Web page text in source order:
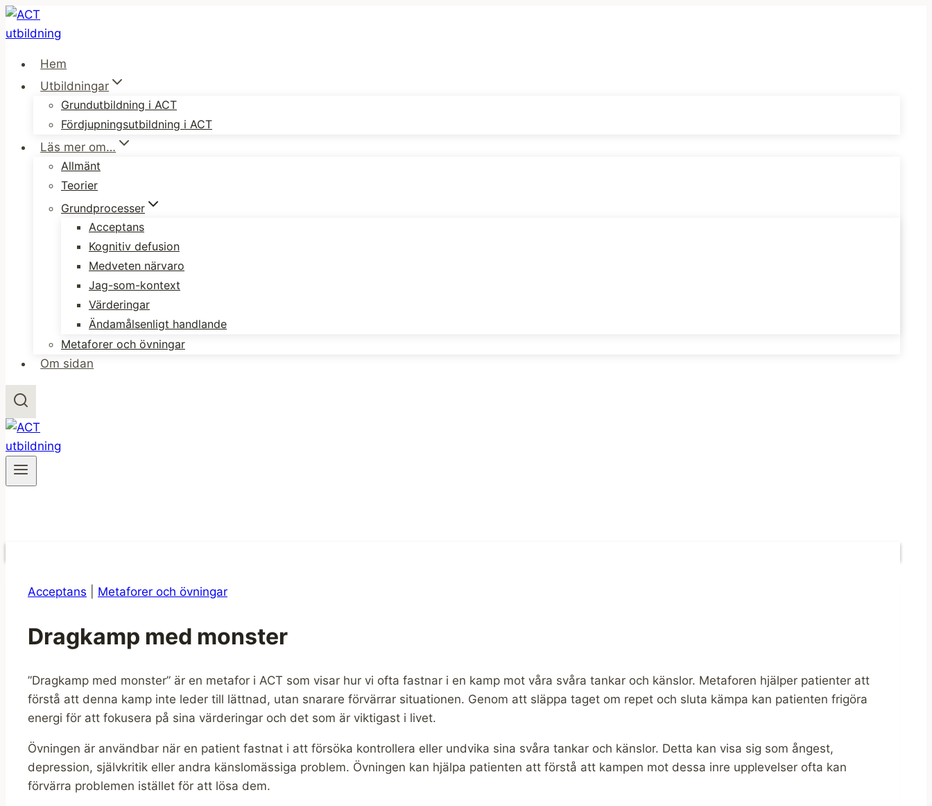
Skip
to
Hem
Utbildningar
Grundutbildning i ACT
Fördjupningsutbildning i ACT
Läs mer om…
Allmänt
Teorier
Grundprocesser
Acceptans
Kognitiv defusion
Medveten närvaro
Jag-som-kontext
Värderingar
Ändamålsenligt handlande
Metaforer och övningar
Om sidan
Acceptans Metaforer och övningar
Dragkamp med monster
”Dragkamp med monster” är en metafor i ACT som visar hur vi ofta fastnar i en kamp mot våra svåra tankar och känslor. Metaforen hjälper patienter att
förstå att denna kamp inte leder till lättnad, utan snarare förvärrar situationen. Genom att släppa taget om repet och sluta kämpa kan patienten frigöra
energi för att fokusera på sina värderingar och det som är viktigast i livet.
Övningen är användbar när en patient fastnat i att försöka kontrollera eller undvika sina svåra tankar och känslor. Detta kan visa sig som ångest,
depression, självkritik eller andra känslomässiga problem. Övningen kan hjälpa patienten att förstå att kampen mot dessa inre upplevelser ofta kan
förvärra problemen istället för att lösa dem.